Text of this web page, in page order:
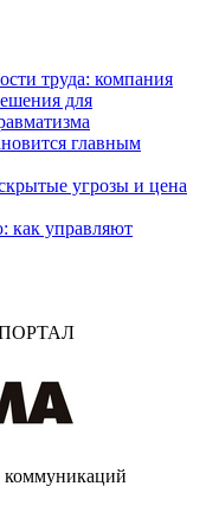
труда: компания
для
главным
угрозы и цена
как управляют
коммуникаций